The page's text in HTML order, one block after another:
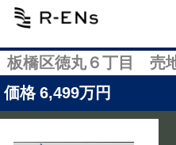
板橋区徳丸６丁目 売
価格 6,499万円